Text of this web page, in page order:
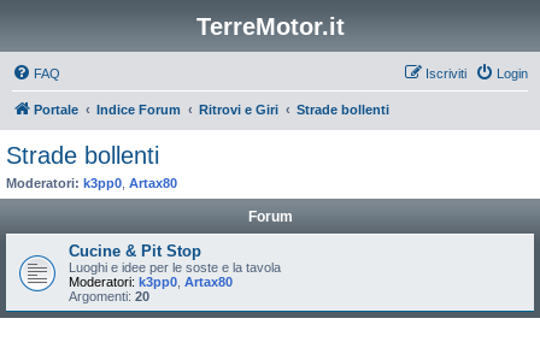
TerreMotor.it
FAQ Login
Iscriviti
Portale Indice Forum Ritrovi e Giri Strade bollenti
Strade bollenti
Moderatori: k3pp0 Artax80
Forum
Cucine & Pit Stop
Luoghi e idee per le soste e la tavola
Moderatori: k3pp0 Artax80
Argomenti: 20